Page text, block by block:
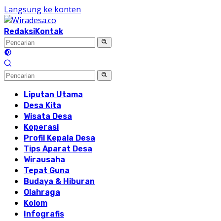
Langsung ke konten
RedaksiKontak
Liputan Utama
Desa Kita
Wisata Desa
Koperasi
Profil Kepala Desa
Tips Aparat Desa
Wirausaha
Tepat Guna
Budaya & Hiburan
Olahraga
Kolom
Infografis